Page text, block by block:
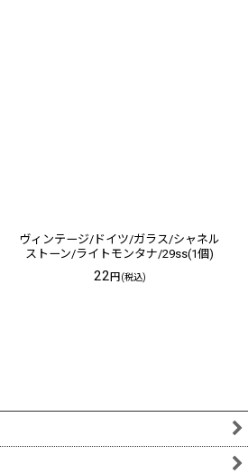
ヴィンテージ/ドイツ/ガラス/シャネル
ストーン/ライトモンタナ/29ss(1個)
22円(税込)